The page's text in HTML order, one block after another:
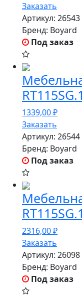
Заказать
Артикул: 26543
Бренд: Boyard
Под заказ
1339,00₽
Заказать
Артикул: 26544
Бренд: Boyard
Под заказ
2316,00₽
Заказать
Артикул: 26098
Бренд: Boyard
Под заказ